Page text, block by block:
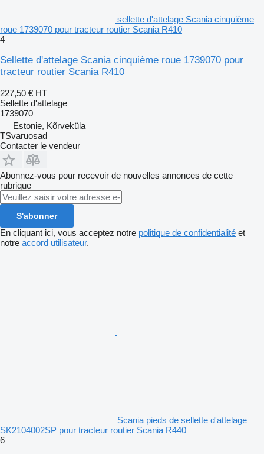
sellette d'attelage Scania cinquième
roue 1739070 pour tracteur routier Scania R410
4
Sellette d'attelage Scania cinquième roue 1739070 pour
tracteur routier Scania R410
227,50 € HT
Sellette d'attelage
1739070
Estonie, Kõrveküla
TSvaruosad
Contacter le vendeur
Abonnez-vous pour recevoir de nouvelles annonces de cette
rubrique
S'abonner
En cliquant ici, vous acceptez notre politique de confidentialité et
notre accord utilisateur.
Scania pieds de sellette d'attelage
SK2104002SP pour tracteur routier Scania R440
6